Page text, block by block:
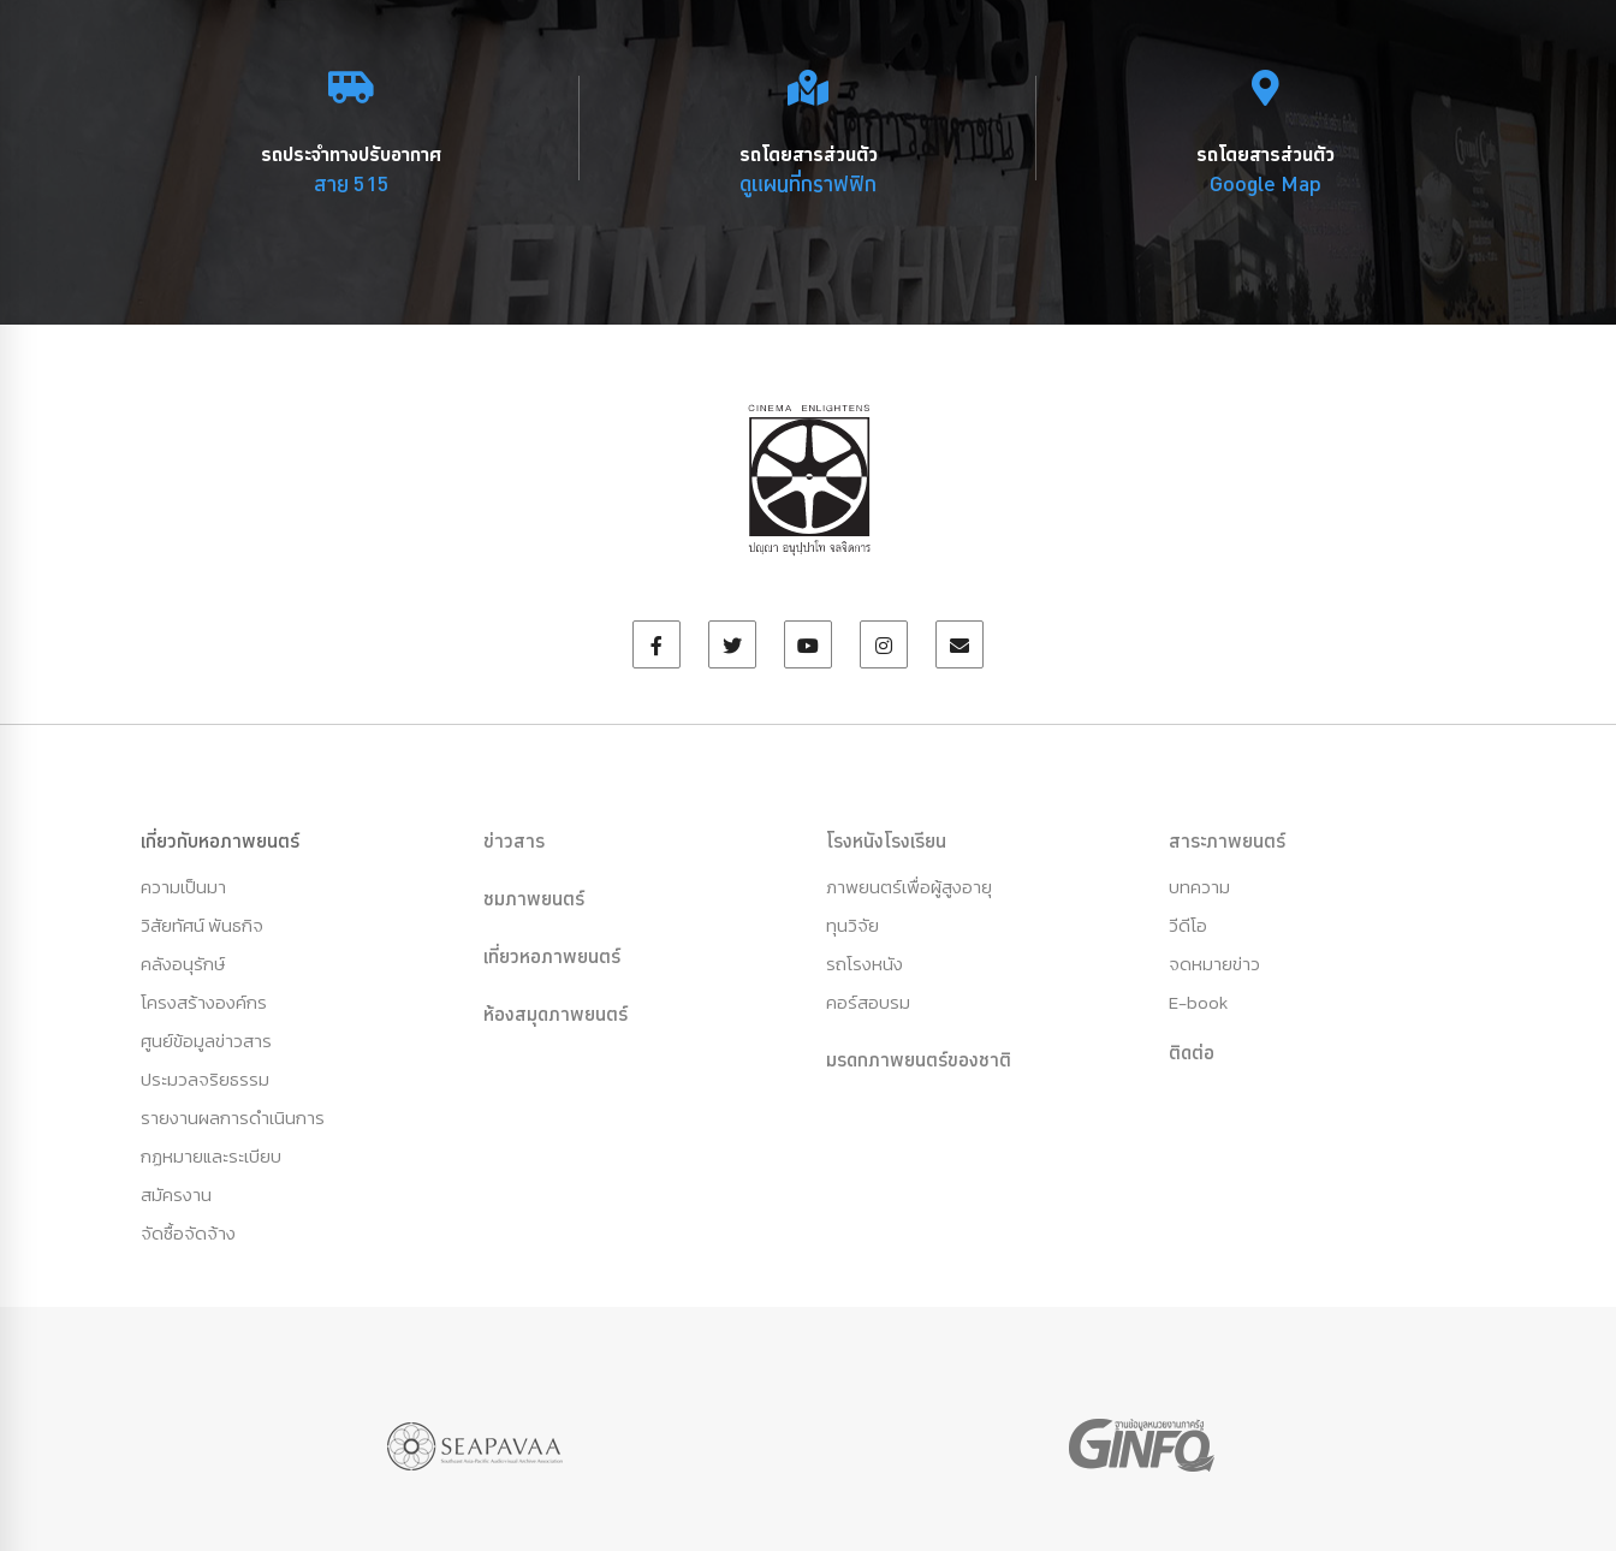
รถประจำทางปรับอากาศ
สาย 515
รถโดยสารส่วนตัว
ดูแผนที่กราฟฟิก
รถโดยสารส่วนตัว
Google Map
เกี่ยวกับหอภาพยนตร์
ความเป็นมา
วิสัยทัศน์ พันธกิจ
คลังอนุรักษ์
โครงสร้างองค์กร
ศูนย์ข้อมูลข่าวสาร
ประมวลจริยธรรม
รายงานผลการดำเนินการ
กฏหมายและระเบียบ
สมัครงาน
จัดซื้อจัดจ้าง
ข่าวสาร
ชมภาพยนตร์
เที่ยวหอภาพยนตร์
ห้องสมุดภาพยนตร์
โรงหนังโรงเรียน
ภาพยนตร์เพื่อผู้สูงอายุ
ทุนวิจัย
รถโรงหนัง
คอร์สอบรม
มรดกภาพยนตร์ของชาติ
สาระภาพยนตร์
บทความ
วีดีโอ
จดหมายข่าว
E-book
ติดต่อ